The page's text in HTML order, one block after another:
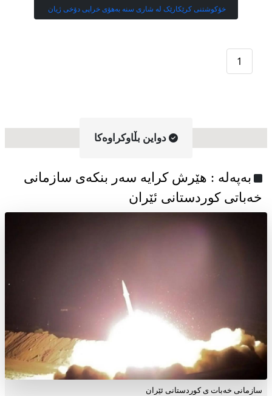
خۆکوشتنی کرێکارێک لە شاری سنە بەهۆی خراپی دۆخی ژیان
1
دواین بڵاوکراوه‌کا
به‌په‌له‌ : هێرش کرایە سەر بنکەی سازمانی
خەباتی کوردستانی ئێران
سازمانی خەبات ی کوردستانی ئێران